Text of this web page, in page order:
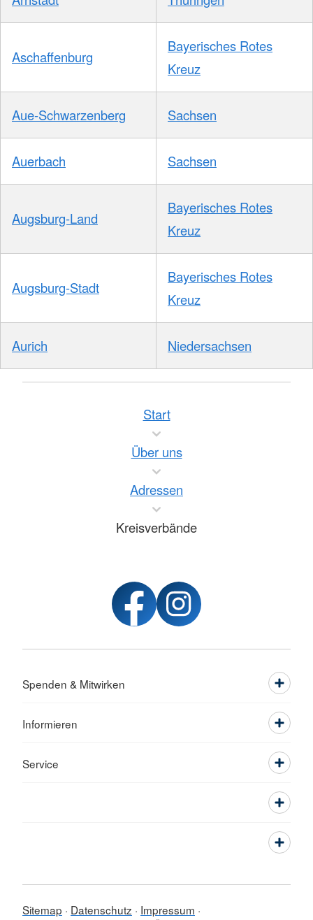
Aschaffenburg
Bayerisches Rotes
Kreuz
Aue-Schwarzenberg Sachsen
Auerbach Sachsen
Augsburg-Land
Bayerisches Rotes
Kreuz
Augsburg-Stadt
Bayerisches Rotes
Kreuz
Aurich Niedersachsen
Start
Über uns
Adressen
Kreisverbände
Spenden & Mitwirken
Informieren
Service
Sitemap Datenschutz
Impressum